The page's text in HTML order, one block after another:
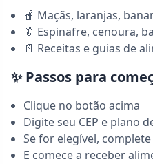
🍎 Maçãs, laranjas,
🥬 Espinafre, cenoura,
📄 Receitas e guias de
✨Passos para
Clique no botão acima
Digite seu CEP e plano
Se for elegível,
E comece a receber